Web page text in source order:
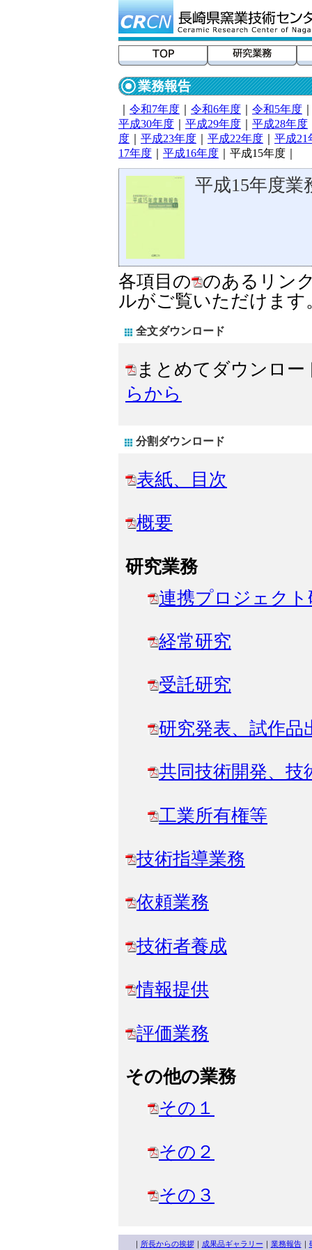
業務報告
令和7年度 令和6年度 令和5年度
平成30年度
平成29年度 平成28年度
度
平成23年度 平成22年度
平成21
17年度
平成16年度 ｜平成15年度｜
平成15年度業
各項目の
のあるリン
ルがご覧いただけます
全文ダウンロード
まとめてダウンロ
らから
分割ダウンロード
表紙、目次
概要
研究業務
連携プロジェクト
経常研究
受託研究
研究発表、試作品
共同技術開発、技
工業所有権等
技術指導業務
依頼業務
技術者養成
情報提供
評価業務
その他の業務
その１
その２
その３
｜ 所長からの挨拶｜ 成果品ギャラリー ｜ 業務報告｜